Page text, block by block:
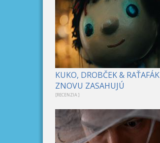
KUKO, DROBČEK & RAŤAFÁK
ZNOVU ZASAHUJÚ
[RECENZIA ]